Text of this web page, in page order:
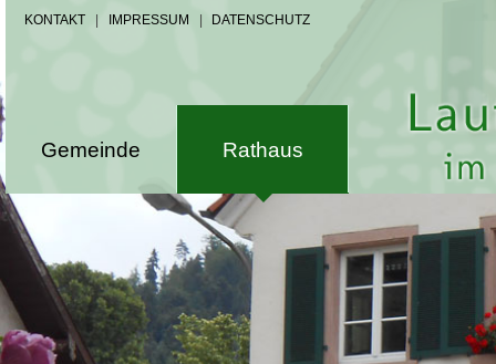
KONTAKT IMPRESSUM DATENSCHUTZ
Gemeinde Rathaus